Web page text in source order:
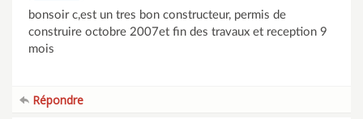
bonsoir c,est un tres bon constructeur, permis de
construire octobre 2007et fin des travaux et reception 9
mois
Répondre